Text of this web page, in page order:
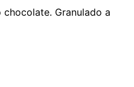
Granulado a